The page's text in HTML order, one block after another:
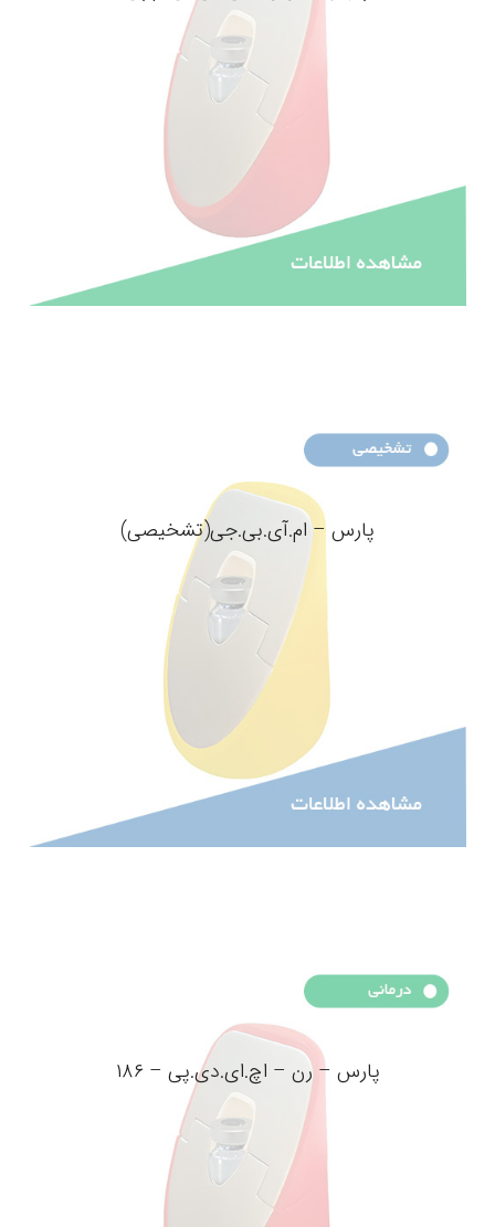
پارس – ام.آی.بی.جی(تشخیصی)
پارس – رن – اچ.ای.دی.پی – ۱۸۶